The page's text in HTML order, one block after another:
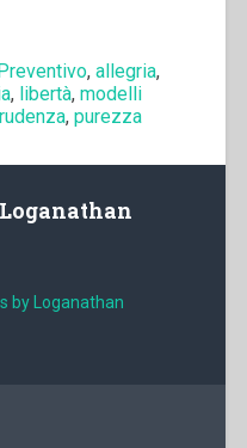
, allegria,
, libertà, modelli
, purezza
Loganathan
by Loganathan